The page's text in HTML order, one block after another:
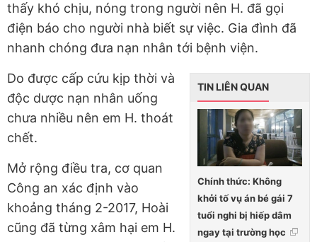
thấy khó chịu, nóng trong người nên H. đã gọi
điện báo cho người nhà biết sự việc. Gia đình đã
nhanh chóng đưa nạn nhân tới bệnh viện.
TIN LIÊN QUAN
Chính thức: Không
khởi tố vụ án bé gái 7
tuổi nghi bị hiếp dâm
ngay tại trường học
Do được cấp cứu kịp thời và
độc dược nạn nhân uống
chưa nhiều nên em H. thoát
chết.
Mở rộng điều tra, cơ quan
Công an xác định vào
khoảng tháng 2-2017, Hoài
cũng đã từng xâm hại em H.